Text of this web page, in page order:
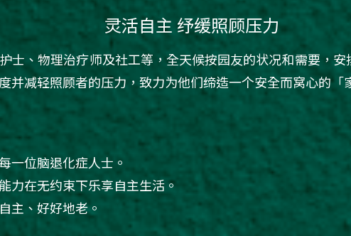
灵活自主 纾缓照顾压力
士、物理治疗师及社工等，全天候按园友的状况和需要，
并减轻照顾者的压力，致力为他们缔造一个安全而窝心的「
一位脑退化症人士。
力在无约束下乐享自主生活。
主、好好地老。